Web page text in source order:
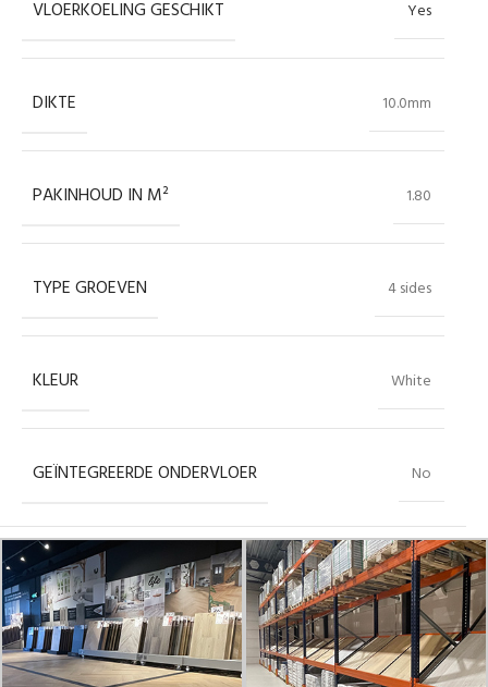
VLOERKOELING GESCHIKT Yes
DIKTE 10.0mm
PAKINHOUD IN M² 1.80
TYPE GROEVEN 4 sides
KLEUR White
GEÏNTEGREERDE ONDERVLOER No